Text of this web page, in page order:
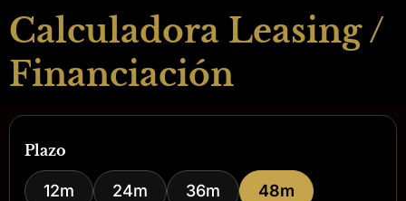
Calculadora Leasing /
Financiación
Plazo
12m 24m 36m 48m